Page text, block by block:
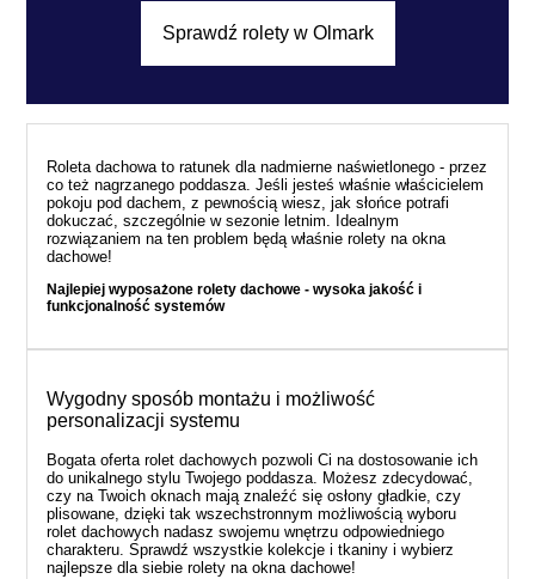
Sprawdź rolety w Olmark
Roleta dachowa to ratunek dla nadmierne naświetlonego - przez
co też nagrzanego poddasza. Jeśli jesteś właśnie właścicielem
pokoju pod dachem, z pewnością wiesz, jak słońce potrafi
dokuczać, szczególnie w sezonie letnim. Idealnym
rozwiązaniem na ten problem będą właśnie rolety na okna
dachowe!
Najlepiej wyposażone rolety dachowe - wysoka jakość i
funkcjonalność systemów
Wygodny sposób montażu i możliwość
personalizacji systemu
Bogata oferta rolet dachowych pozwoli Ci na dostosowanie ich
do unikalnego stylu Twojego poddasza. Możesz zdecydować,
czy na Twoich oknach mają znaleźć się osłony gładkie, czy
plisowane, dzięki tak wszechstronnym możliwością wyboru
rolet dachowych nadasz swojemu wnętrzu odpowiedniego
charakteru. Sprawdź wszystkie kolekcje i tkaniny i wybierz
najlepsze dla siebie rolety na okna dachowe!